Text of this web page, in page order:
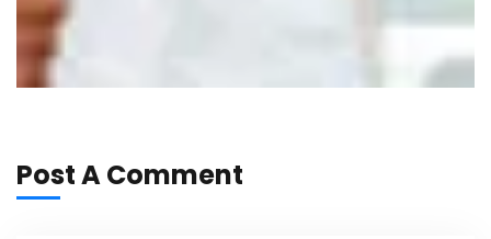
Post A Comment